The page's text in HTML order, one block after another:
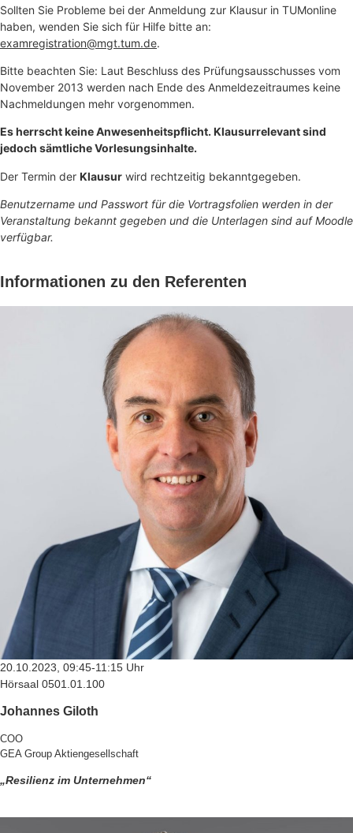
Sollten Sie Probleme bei der Anmeldung zur Klausur in TUMonline
haben, wenden Sie sich für Hilfe bitte an:
examregistration@mgt.tum.de.
Bitte beachten Sie: Laut Beschluss des Prüfungsausschusses vom
November 2013 werden nach Ende des Anmeldezeitraumes keine
Nachmeldungen mehr vorgenommen.
Es herrscht keine Anwesenheitspflicht. Klausurrelevant sind
jedoch sämtliche Vorlesungsinhalte.
Der Termin der Klausur wird rechtzeitig bekanntgegeben.
Benutzername und Passwort für die Vortragsfolien werden in der
Veranstaltung bekannt gegeben und die Unterlagen sind auf Moodle
verfügbar.
Informationen zu den Referenten
20.10.2023, 09:45-11:15 Uhr
Hörsaal 0501.01.100
Johannes Giloth
COO
GEA Group Aktiengesellschaft
„Resilienz im Unternehmen“